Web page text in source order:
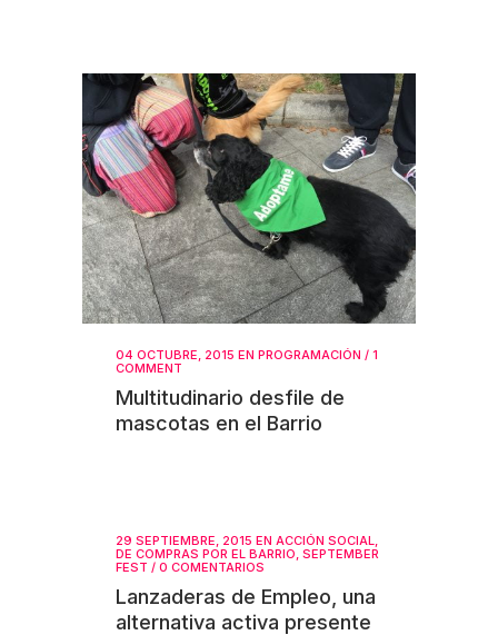
04 OCTUBRE, 2015 EN PROGRAMACIÓN / 1
COMMENT
Multitudinario desfile de
mascotas en el Barrio
29 SEPTIEMBRE, 2015 EN ACCIÓN SOCIAL,
DE COMPRAS POR EL BARRIO, SEPTEMBER
FEST / 0 COMENTARIOS
Lanzaderas de Empleo, una
alternativa activa presente